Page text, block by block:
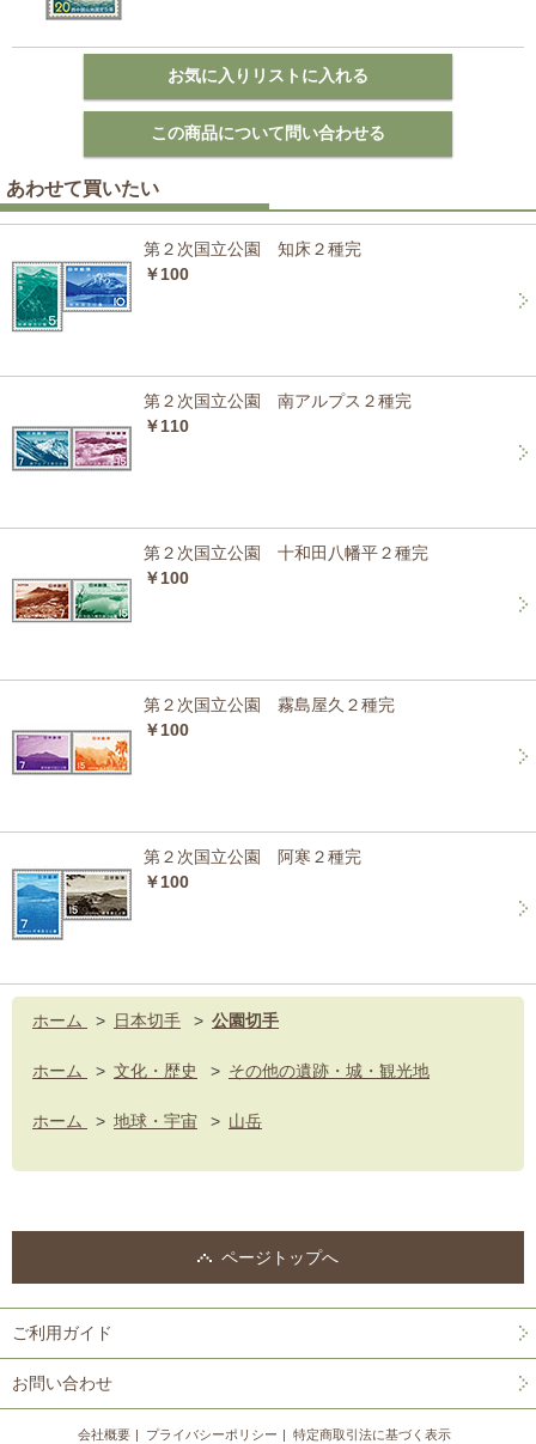
あわせて買いたい
第２次国立公園 知床２種完
￥100
第２次国立公園 南アルプス２種完
￥110
第２次国立公園 十和田八幡平２種完
￥100
第２次国立公園 霧島屋久２種完
￥100
第２次国立公園 阿寒２種完
￥100
ホーム > 日本切手 > 公園切手
ホーム > 文化・歴史 > その他の遺跡・城・観光地
ホーム > 地球・宇宙 > 山岳
ページトップへ
ご利用ガイド
お問い合わせ
会社概要 プライバシーポリシー 特定商取引法に基づく表示